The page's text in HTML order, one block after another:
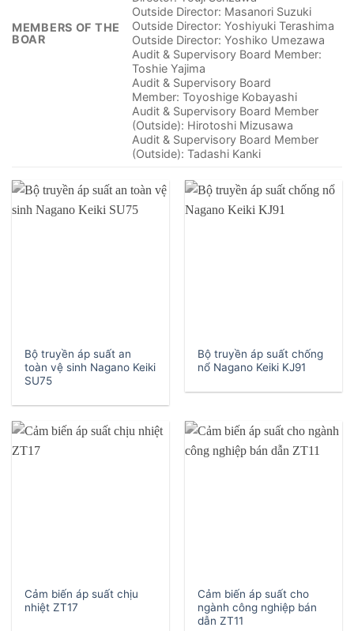
MEMBERS OF THE
BOAR
Outside Director: Masanori Suzuki
Outside Director: Yoshiyuki Terashima
Outside Director: Yoshiko Umezawa
Audit & Supervisory Board Member:
Toshie Yajima
Audit & Supervisory Board
Member: Toyoshige Kobayashi
Audit & Supervisory Board Member
(Outside): Hirotoshi Mizusawa
Audit & Supervisory Board Member
(Outside): Tadashi Kanki
Bộ truyền áp suất an
toàn vệ sinh Nagano Keiki
SU75
Bộ truyền áp suất chống
nổ Nagano Keiki KJ91
Cảm biến áp suất chịu
nhiệt ZT17
Cảm biến áp suất cho
ngành công nghiệp bán
dẫn ZT11